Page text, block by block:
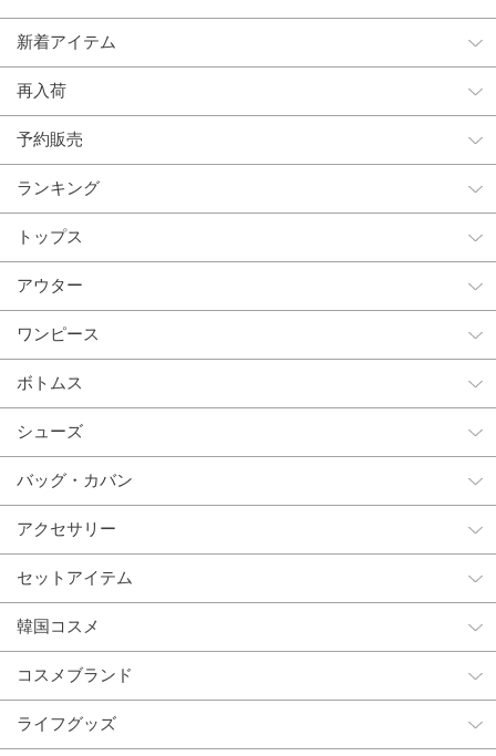
新着アイテム
再入荷
予約販売
ランキング
トップス
アウター
ワンピース
ボトムス
シューズ
バッグ・カバン
アクセサリー
セットアイテム
韓国コスメ
コスメブランド
ライフグッズ